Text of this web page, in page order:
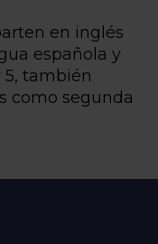
en inglés
española y
5, también
como segunda